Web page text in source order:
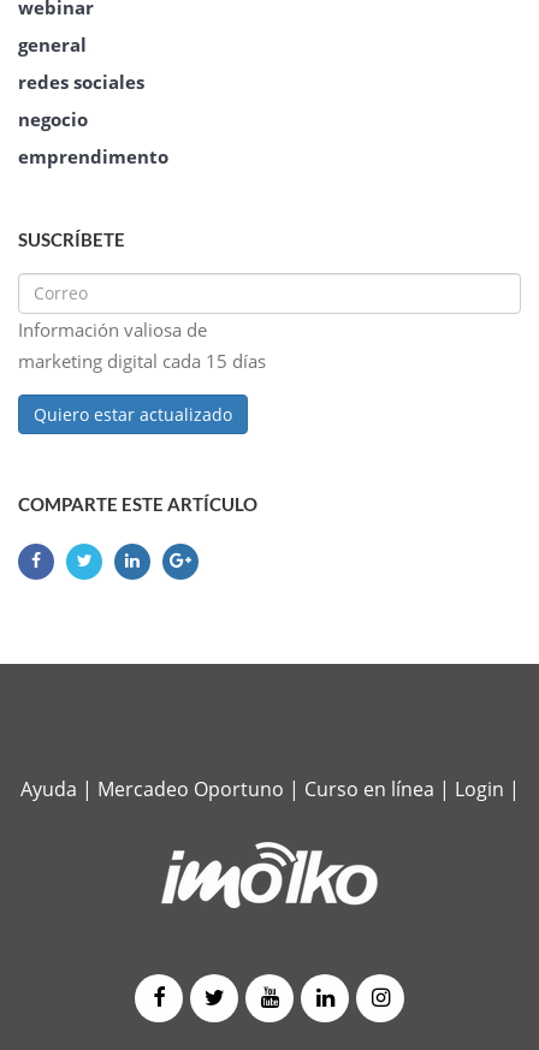
webinar
general
redes sociales
negocio
emprendimento
SUSCRÍBETE
Información valiosa de
marketing digital cada 15 días
Quiero estar actualizado
COMPARTE ESTE ARTÍCULO
Ayuda | Mercadeo Oportuno | Curso en línea | Login |